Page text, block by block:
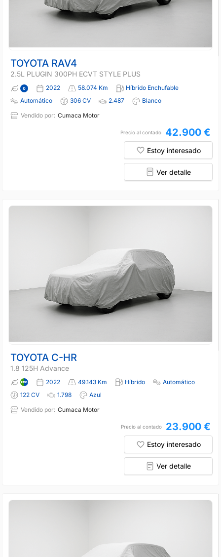
TOYOTA RAV4
2.5L PLUGIN 300PH ECVT STYLE PLUS
2022 58.074 Km
Híbrido Enchufable
Automático
306 CV 2.487
Blanco
Vendido por: Cumaca Motor
Precio al contado 42.900 €
Estoy interesado
Ver detalle
TOYOTA C-HR
1.8 125H Advance
2022 49.143 Km Híbrido
Automático
122 CV
1.798
Azul
Vendido por: Cumaca Motor
Precio al contado 23.900 €
Estoy interesado
Ver detalle